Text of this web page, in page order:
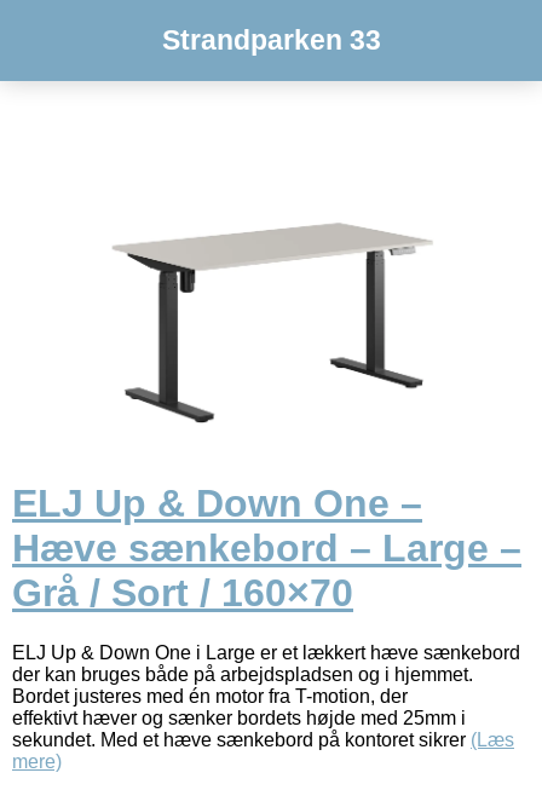
Strandparken 33
ELJ Up & Down One –
Hæve sænkebord – Large –
Grå / Sort / 160×70
ELJ Up & Down One i Large er et lækkert hæve sænkebord
der kan bruges både på arbejdspladsen og i hjemmet.
Bordet justeres med én motor fra T-motion, der
effektivt hæver og sænker bordets højde med 25mm i
sekundet. Med et hæve sænkebord på kontoret sikrer (Læs
mere)